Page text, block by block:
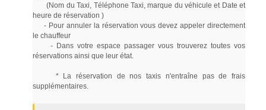
(Nom du Taxi, Téléphone Taxi, marque du véhicule et Date et
heure de réservation )
- Pour annuler la réservation vous devez appeler directement
le chauffeur
- Dans votre espace passager vous trouverez toutes vos
réservations ainsi que leur état.
* La réservation de nos taxis n'entraîne pas de frais
supplémentaires.